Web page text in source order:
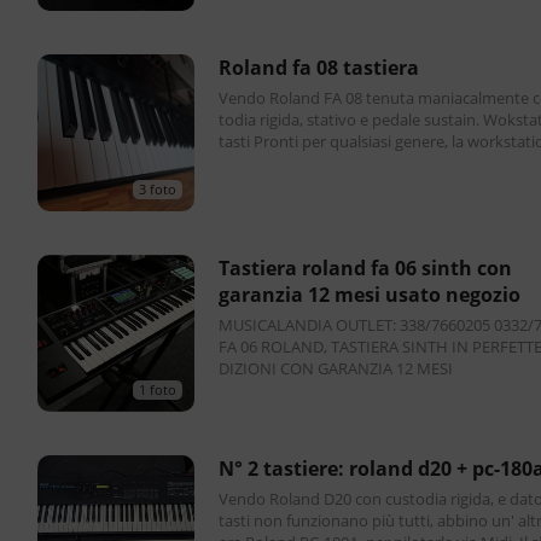
3 foto
roland fa 08 tastiera
Vendo Roland FA 08 tenuta maniacalmente
todia rigida, stativo e pedale sustain. Wokstation 88
tasti Pronti per qualsiasi genere, la
1 foto
tastiera roland fa 06 sinth con
garanzia 12 mesi usato negozio
MUSICALANDIA OUTLET: 338/7660205 0332/771508
FA 06 ROLAND, TASTIERA SINTH IN
DIZIONI CON GARANZIA 12 MESI
n° 2 tastiere: roland d20 + pc-
Vendo Roland D20 con custodia rigida, e
tasti non funzionano più tutti, abbino un'